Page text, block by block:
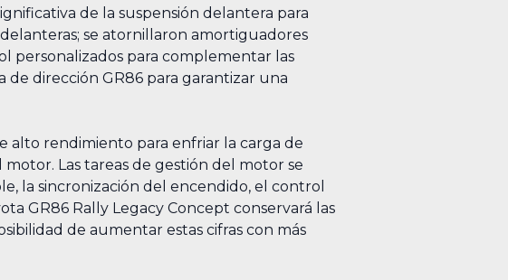
de la suspensión delantera para
se atornillaron amortiguadores
personalizados para complementar las
de dirección GR86 para garantizar una
alto rendimiento para enfriar la carga de
Las tareas de gestión del motor se
la sincronización del encendido, el control
GR86 Rally Legacy Concept conservará las
de aumentar estas cifras con más